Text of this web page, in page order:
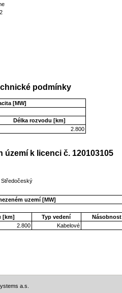
podmínky
[MW]
Délka rozvodu [km]
2.800
k licenci č. 120103105
uzemí [MW]
[km] Typ vedení
Násobnost
2.800 Kabelové
a.s.